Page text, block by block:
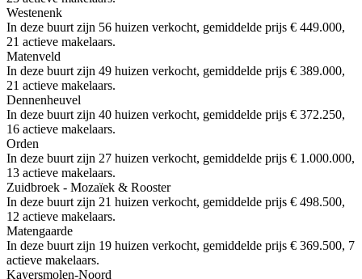
Westenenk
In deze buurt zijn 56 huizen verkocht, gemiddelde prijs € 449.000,
21 actieve makelaars.
Matenveld
In deze buurt zijn 49 huizen verkocht, gemiddelde prijs € 389.000,
21 actieve makelaars.
Dennenheuvel
In deze buurt zijn 40 huizen verkocht, gemiddelde prijs € 372.250,
16 actieve makelaars.
Orden
In deze buurt zijn 27 huizen verkocht, gemiddelde prijs € 1.000.000,
13 actieve makelaars.
Zuidbroek - Mozaïek & Rooster
In deze buurt zijn 21 huizen verkocht, gemiddelde prijs € 498.500,
12 actieve makelaars.
Matengaarde
In deze buurt zijn 19 huizen verkocht, gemiddelde prijs € 369.500, 7
actieve makelaars.
Kayersmolen-Noord